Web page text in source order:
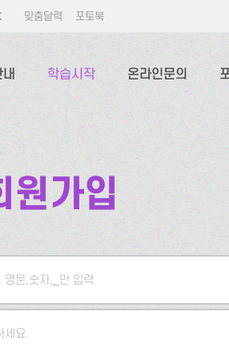
맞춤달력 포토북
학습시작 온라인문의
원가입
영문,숫자,_만 입력.
요.
세요.